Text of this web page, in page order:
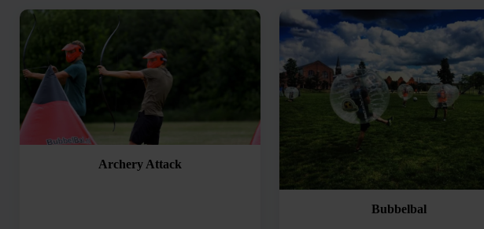
Archery Attack
Bubbelbal